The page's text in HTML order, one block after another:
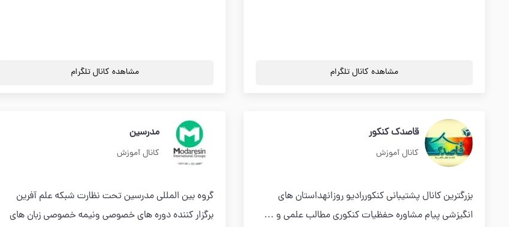
مشاهده کانال تلگرام مشاهده کانال تلگرام
قاصدک کنکور
کانال آموزش
بزرگترین کانال پشتیبانی کنکوررادیو روزانهداستان های
انگیزشی پیام مشاوره حفظیات کنکوری مطالب علمی و …
مدرسین
کانال آموزش
گروه بین المللی مدرسین تحت نظارت شبکه علم آفرین
برگزار کننده دوره های خصوصی ونیمه خصوصی زبان های